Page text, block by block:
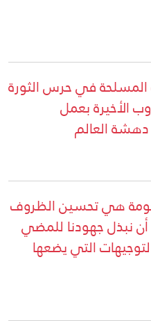
في حرس الثورة
الأخيرة بعمل
دهشة العالم
هي تحسين الظروف
أن نبذل جهودنا للمضي
التي يضعها